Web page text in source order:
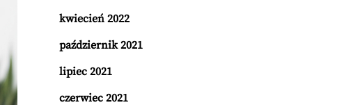
kwiecień 2022
październik 2021
lipiec 2021
czerwiec 2021